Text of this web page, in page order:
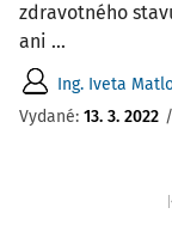
zdravotného
ani ...
Ing. Iveta
Vydané: 13. 3. 2022 /